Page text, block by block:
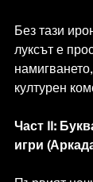
Без тази
луксът е
културен
Част II:
игри